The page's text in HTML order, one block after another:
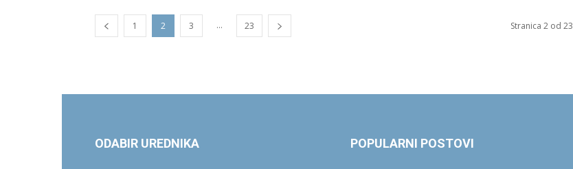
1 2 3 ... 23 Stranica 2 od 23
ODABIR UREDNIKA POPULARNI POSTOVI